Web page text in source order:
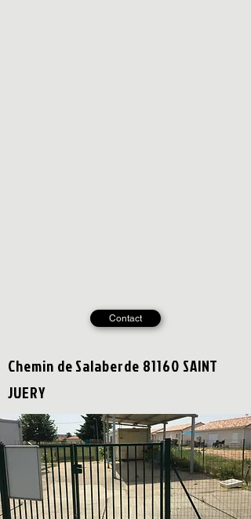
Contact
Chemin de Salaberde 81160 SAINT
JUERY